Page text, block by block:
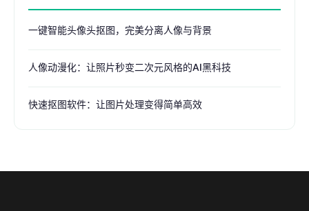
一键智能头像头抠图，完美分离人像与背景
人像动漫化：让照片秒变二次元风格的AI黑科技
快速抠图软件：让图片处理变得简单高效